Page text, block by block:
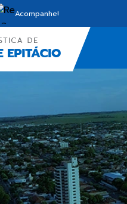
Acompanhe!